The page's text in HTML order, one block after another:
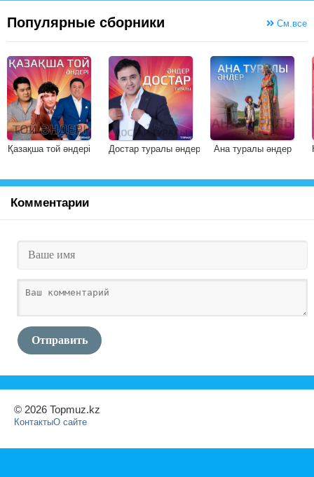
Популярные сборники См.все
Қазақша той әндері Достар туралы әндер Ана туралы әндер
Комментарии
Отправить
© 2026 Topmuz.kz
КонтактыО сайте